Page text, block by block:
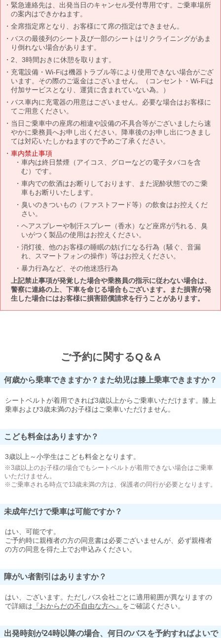
緊急連絡先は、出発当日のキャンセル受付専用です。ご乗車場所
の案内はできかねます。
全席指定席となり、お客様にて席の指定はできません。
バスの最後列のシート及び一部のシートはリクライニングがあま
り倒れない場合があります。
2、3時間おきに休憩を取ります。
充電設備・Wi-Fiは機器トラブル等により使用できない場合がござ
います。その際のご返金はございません。（コンセント・Wi-Fiは
付加サービスとなり、運賃に含まれていない為。）
バス車内に充電器の用意はございません。必要な場合はお客様に
てご用意ください。
当日ご乗車中の座席の相違や設備の不具合等がございましたら速
やかに乗務員へお申し出ください。降車後のお申し出につきまし
ては対応いたしかねますので予めご了承ください。
車内禁止事項
車内は終日禁煙（アイコス、グローなどの電子タバコを含
む）です。
車内での飲酒はお断りしております、また泥酔状態でのご乗
車もお断りいたします。
臭いのきついもの（ファストフード等）の飲食はお控えくだ
さい。
ヘアスプレーや制汗スプレー（香水）など座席が汚れる、臭
いがつく製品の使用はお控えください。
消灯後、他のお客様の睡眠の妨げになる行為（騒ぐ、音漏
れ、スマートフォンの操作）等はお控えください。
暴力行為など、その他迷惑行為
上記禁止事項が発覚した場合や乗務員の指示に従わない場合は、
警察に連絡の上、下車を命じる場合もございます。また損害が発
生した場合にはお客様に損害賠償請求を行うことがあります。
ご予約に関するQ＆A
何歳から乗車できますか？また幼児は膝上乗車できますか？
シートベルトが着用できれば3歳以上からご乗車いただけます。膝上
乗車および3歳未満のお子様はご乗車いただけません。
こども料金はありますか？
3歳以上～小学生はこども料金となります。
※3歳以上のお子様の場合でもシートベルトが着用できない場合はご乗車
いただけません。
※ご乗車される時点で13歳未満の方は、保護者の同行が必要となります。
未成年だけで乗車は可能ですか？
はい、可能です。
ご予約時に親権者の方の同意書は必要ございませんが、必ず親権者
の方の同意を得た上でお申込みください。
障がい者割引はありますか？
はい、ございます。ただしバス会社ごとに適用範囲が異なりますの
で詳細は 『おからだの不自由な方へ』 をご確認ください。
出発時刻が24時以降の場合、何日のバスを予約すればよいで